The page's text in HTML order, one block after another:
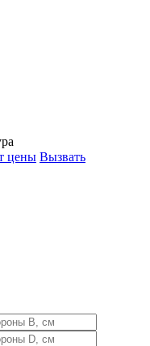
цены Вызвать